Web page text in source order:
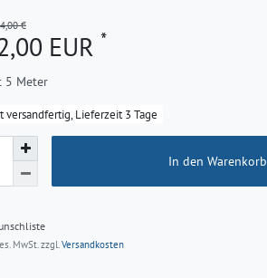
€
EUR *
5 Meter
versandfertig, Lieferzeit 3 Tage
In den Warenkorb
MwSt. zzgl.Versandkosten